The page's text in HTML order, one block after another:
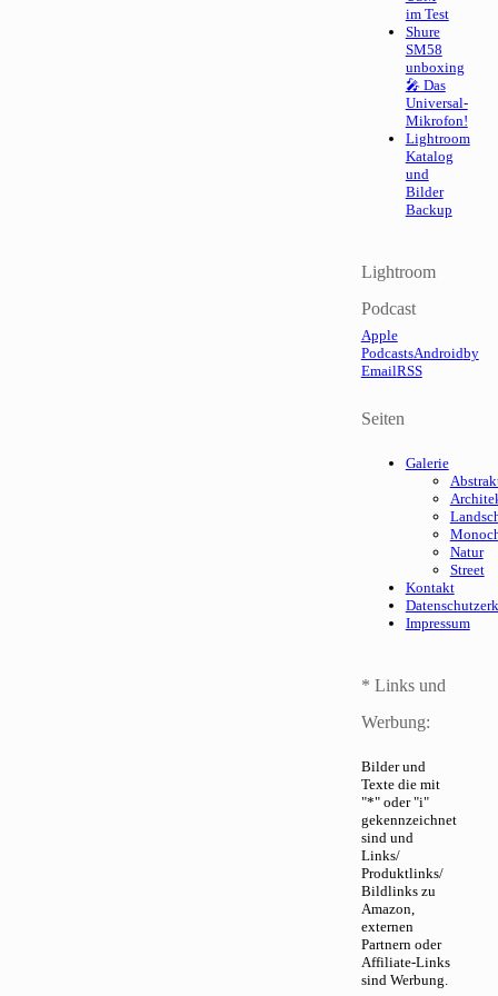
im Test
Shure
SM58
unboxing
🎤 Das
Universal-
Mikrofon!
Lightroom
Katalog
und
Bilder
Backup
Lightroom
Podcast
Apple
PodcastsAndroidby
EmailRSS
Seiten
Galerie
Natur
Street
Kontakt
Impressum
* Links und
Werbung:
Bilder und
Texte die mit
"*" oder "i"
gekennzeichnet
sind und
Links/
Produktlinks/
Bildlinks zu
Amazon,
externen
Partnern oder
Affiliate-Links
sind Werbung.